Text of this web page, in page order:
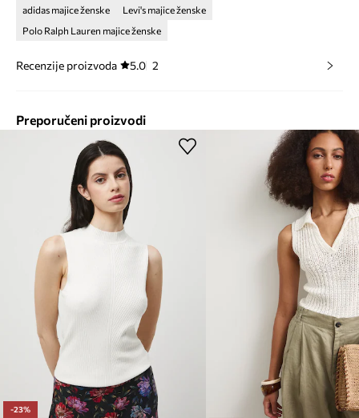
adidas majice ženske
Levi's majice ženske
Polo Ralph Lauren majice ženske
Recenzije proizvoda 5.0 2
Preporučeni proizvodi
-23%